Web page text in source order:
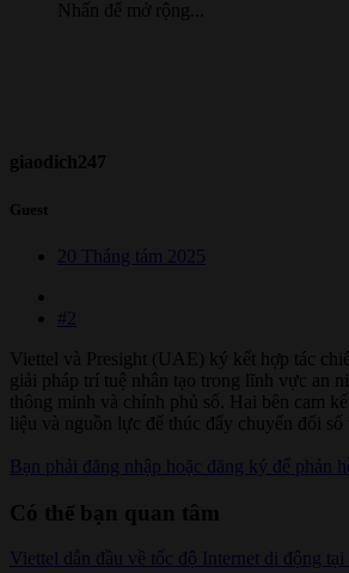
Nhấn để mở rộng...
giaodich247
Guest
20 Tháng tám 2025
#2
Viettel và Presight (UAE) ký kết hợp tác
giải pháp trí tuệ nhân tạo trong lĩnh vực an
thông minh và chính phủ số. Hai bên cam
liệu và nguồn lực để thúc đẩy chuyển đổi số
Bạn phải đăng nhập hoặc đăng ký để phản
Có thể bạn quan tâm
Viettel dẫn đầu về tốc độ Internet di động